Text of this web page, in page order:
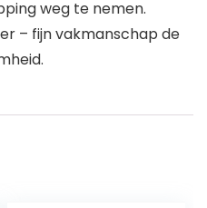
weg te nemen.
– fijn vakmanschap de